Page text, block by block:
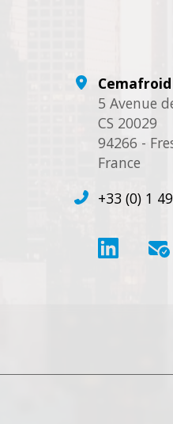
5 Avenue
CS 20029
94266 -
France
+33 (0) 1